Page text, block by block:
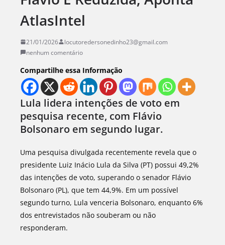
AtlasIntel
21/01/2026
locutoredersonedinho23@gmail.com
nenhum comentário
Compartilhe essa Informação
Lula lidera intenções de voto em
pesquisa recente, com Flávio
Bolsonaro em segundo lugar.
Uma pesquisa divulgada recentemente revela que o
presidente Luiz Inácio Lula da Silva (PT) possui 49,2%
das intenções de voto, superando o senador Flávio
Bolsonaro (PL), que tem 44,9%. Em um possível
segundo turno, Lula venceria Bolsonaro, enquanto 6%
dos entrevistados não souberam ou não
responderam.